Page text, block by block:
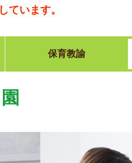
ています。
保育教諭